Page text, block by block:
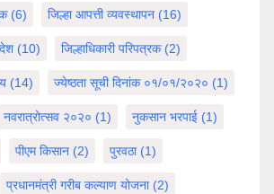
(6) जिल्हा आपत्ती व्यवस्थापन (16)
(10) जिल्हाधिकारी परिपत्रक(2)
(14) ज्येष्ठता सूची दिनांक ०१/०१/२०२० (1)
नवरात्रोत्सव २०२० (1) नुकसान भरपाई (1)
पीएम किसान (2) पुरवठा(1)
प्रधानमंत्री गरीब कल्याण योजना(2)